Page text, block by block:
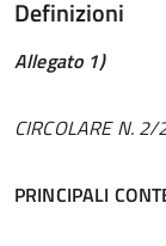
Definizioni
Allegato 1)
CIRCOLARE N.
PRINCIPALI